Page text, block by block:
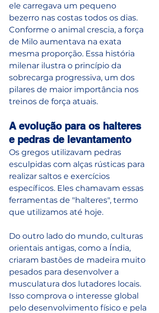
ele carregava um pequeno
bezerro nas costas todos os dias.
Conforme o animal crescia, a força
de Milo aumentava na exata
mesma proporção. Essa história
milenar ilustra o princípio da
sobrecarga progressiva, um dos
pilares de maior importância nos
treinos de força atuais.
A evolução para os halteres
e pedras de levantamento
Os gregos utilizavam pedras
esculpidas com alças rústicas para
realizar saltos e exercícios
específicos. Eles chamavam essas
ferramentas de "halteres", termo
que utilizamos até hoje.
Do outro lado do mundo, culturas
orientais antigas, como a Índia,
criaram bastões de madeira muito
pesados para desenvolver a
musculatura dos lutadores locais.
Isso comprova o interesse global
pelo desenvolvimento físico e pela